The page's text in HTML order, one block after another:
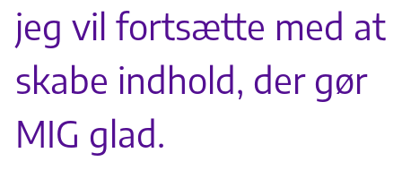
jeg vil fortsætte med at
skabe indhold, der gør
MIG glad.